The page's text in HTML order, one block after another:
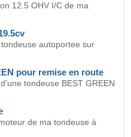
12.5 OHV I/C de ma
autoportee sur
pour remise en route
tondeuse BEST GREEN
de ma tondeuse à